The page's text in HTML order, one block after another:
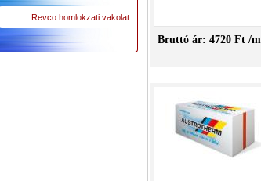
Revco homlokzati vakolat
Bruttó ár: 4720 Ft /m